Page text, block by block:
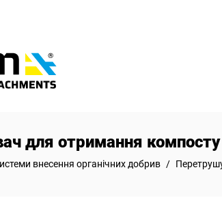
для отримання
внесення органічних добрив /